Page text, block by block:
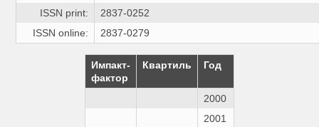
ISSN print:
2837-0252
ISSN online:
2837-0279
Импакт-
фактор
Квартиль Год
2000
2001